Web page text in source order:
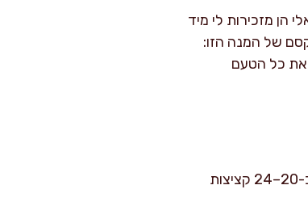
הן מזכירות לי מיד
של המנה הזו:
את כל הטעם
זמן הכנה פעיל: כ-35 דקות. זמן בישול ואפייה: כ-35–40 דקות. רמת קושי: בינוני. מתאים לכ-6 סועדים (כ-20–24 קציצות